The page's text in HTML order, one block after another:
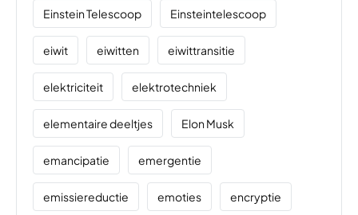
Einstein Telescoop Einsteintelescoop
eiwit eiwitten eiwittransitie
elektriciteit elektrotechniek
elementaire deeltjes Elon Musk
emancipatie emergentie
emissiereductie emoties encryptie